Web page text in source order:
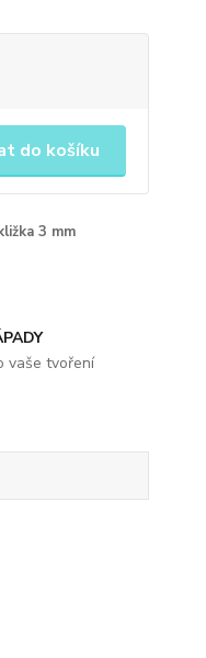
do košíku
3 mm
vaše tvoření